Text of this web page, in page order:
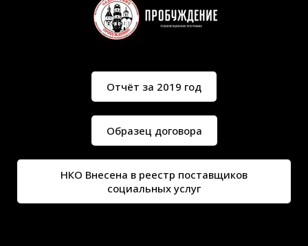
Отчёт за 2019 год
Образец договора
НКО Внесена в реестр поставщиков
социальных услуг